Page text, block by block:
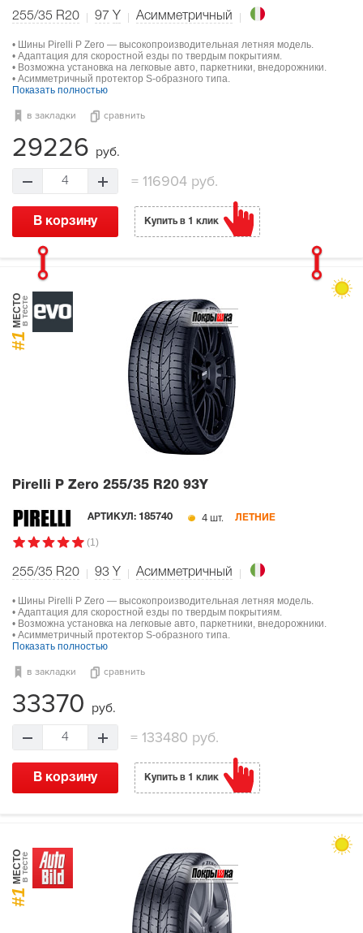
255/35 R20 97 Y Асимметричный
• Шины Pirelli P Zero — высокопроизводительная летняя модель.
• Адаптация для скоростной езды по твердым покрытиям.
• Возможна установка на легковые авто, паркетники, внедорожники.
• Асимметричный протектор S-образного типа.
Показать полностью
в закладки сравнить
29226 руб.
4 = 116904 руб.
В корзину Купить в 1 клик
#1
МЕСТОв тесте
Pirelli P Zero 255/35 R20 93Y
АРТИКУЛ: 185740 4 шт. ЛЕТНИЕ
(1)
255/35 R20 93 Y Асимметричный
• Шины Pirelli P Zero — высокопроизводительная летняя модель.
• Адаптация для скоростной езды по твердым покрытиям.
• Возможна установка на легковые авто, паркетники, внедорожники.
• Асимметричный протектор S-образного типа.
Показать полностью
в закладки сравнить
33370 руб.
4 = 133480 руб.
В корзину Купить в 1 клик
#1
МЕСТОв тесте